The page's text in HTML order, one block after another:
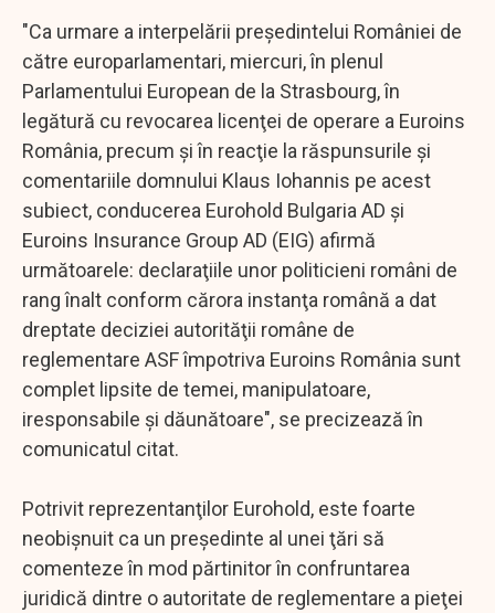
"Ca urmare a interpelării preşedintelui României de
către europarlamentari, miercuri, în plenul
Parlamentului European de la Strasbourg, în
legătură cu revocarea licenţei de operare a Euroins
România, precum şi în reacţie la răspunsurile şi
comentariile domnului Klaus Iohannis pe acest
subiect, conducerea Eurohold Bulgaria AD şi
Euroins Insurance Group AD (EIG) afirmă
următoarele: declaraţiile unor politicieni români de
rang înalt conform cărora instanţa română a dat
dreptate deciziei autorităţii române de
reglementare ASF împotriva Euroins România sunt
complet lipsite de temei, manipulatoare,
iresponsabile şi dăunătoare", se precizează în
comunicatul citat.
Potrivit reprezentanţilor Eurohold, este foarte
neobişnuit ca un preşedinte al unei ţări să
comenteze în mod părtinitor în confruntarea
juridică dintre o autoritate de reglementare a pieţei